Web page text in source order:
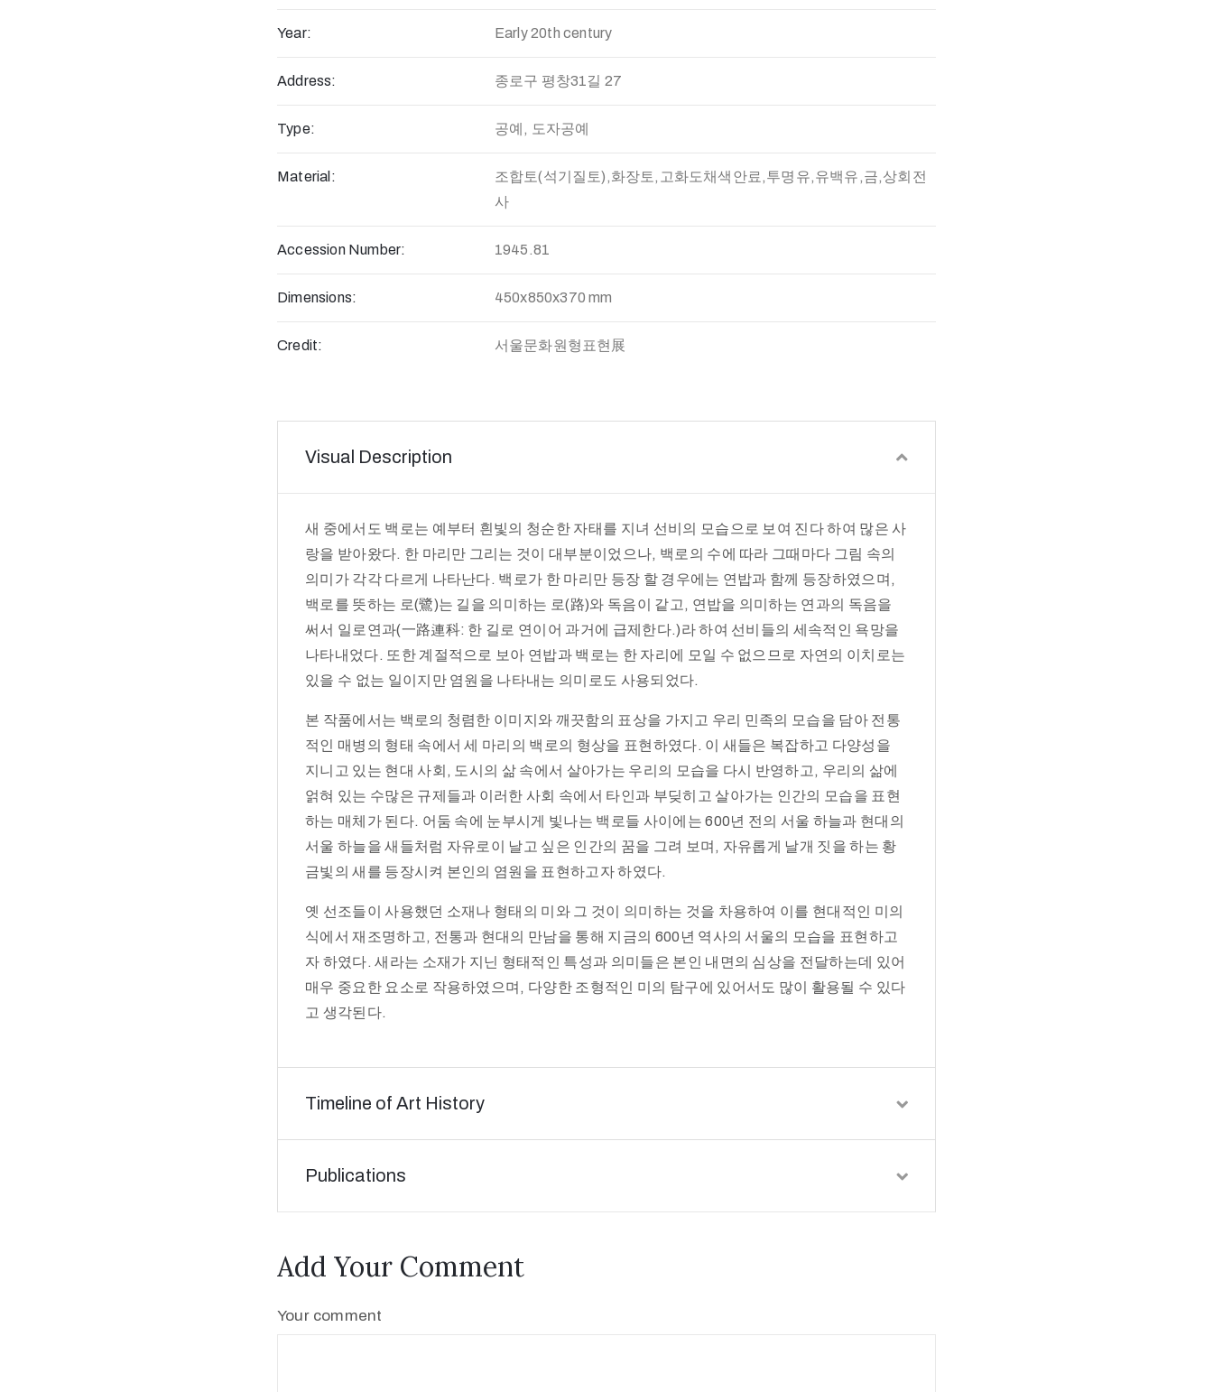
Year: Early 20th century
Address: 종로구 평창31길 27
Type: 공예, 도자공예
Material:
조합토(석기질토),화장토,고화도채색안료,투명유,유백유,금,상회전
사
Accession Number: 1945.81
Dimensions: 450x850x370 mm
Credit: 서울문화원형표현展
Visual Description
새 중에서도 백로는 예부터 흰빛의 청순한 자태를 지녀 선비의 모습으로 보여 진다 하여 많은 사
랑을 받아왔다. 한 마리만 그리는 것이 대부분이었으나, 백로의 수에 따라 그때마다 그림 속의
의미가 각각 다르게 나타난다. 백로가 한 마리만 등장 할 경우에는 연밥과 함께 등장하였으며,
백로를 뜻하는 로(鷺)는 길을 의미하는 로(路)와 독음이 같고, 연밥을 의미하는 연과의 독음을
써서 일로연과(一路連科: 한 길로 연이어 과거에 급제한다.)라 하여 선비들의 세속적인 욕망을
나타내었다. 또한 계절적으로 보아 연밥과 백로는 한 자리에 모일 수 없으므로 자연의 이치로는
있을 수 없는 일이지만 염원을 나타내는 의미로도 사용되었다.
본 작품에서는 백로의 청렴한 이미지와 깨끗함의 표상을 가지고 우리 민족의 모습을 담아 전통
적인 매병의 형태 속에서 세 마리의 백로의 형상을 표현하였다. 이 새들은 복잡하고 다양성을
지니고 있는 현대 사회, 도시의 삶 속에서 살아가는 우리의 모습을 다시 반영하고, 우리의 삶에
얽혀 있는 수많은 규제들과 이러한 사회 속에서 타인과 부딪히고 살아가는 인간의 모습을 표현
하는 매체가 된다. 어둠 속에 눈부시게 빛나는 백로들 사이에는 600년 전의 서울 하늘과 현대의
서울 하늘을 새들처럼 자유로이 날고 싶은 인간의 꿈을 그려 보며, 자유롭게 날개 짓을 하는 황
금빛의 새를 등장시켜 본인의 염원을 표현하고자 하였다.
옛 선조들이 사용했던 소재나 형태의 미와 그 것이 의미하는 것을 차용하여 이를 현대적인 미의
식에서 재조명하고, 전통과 현대의 만남을 통해 지금의 600년 역사의 서울의 모습을 표현하고
자 하였다. 새라는 소재가 지닌 형태적인 특성과 의미들은 본인 내면의 심상을 전달하는데 있어
매우 중요한 요소로 작용하였으며, 다양한 조형적인 미의 탐구에 있어서도 많이 활용될 수 있다
고 생각된다.
Timeline of Art History
Publications
Add Your Comment
Your comment